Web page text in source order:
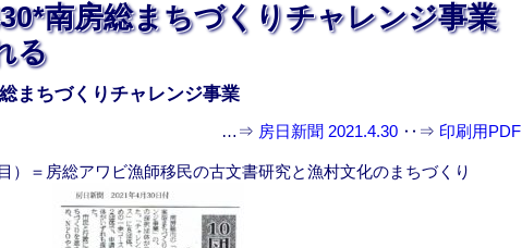
南房総まちづくりチャレンジ事業
る
まちづくりチャレンジ事業
…⇒ 房日新聞 2021.4.30 ‥⇒ 印刷用PDF
）＝房総アワビ漁師移民の古文書研究と漁村文化のまちづくり